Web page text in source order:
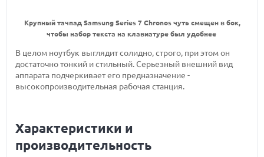
Крупный тачпад Samsung Series 7 Chronos чуть смещен в бок,
чтобы набор текста на клавиатуре был удобнее
В целом ноутбук выглядит солидно, строго, при этом он
достаточно тонкий и стильный. Серьезный внешний вид
аппарата подчеркивает его предназначение -
высокопроизводительная рабочая станция.
Характеристики и
производительность